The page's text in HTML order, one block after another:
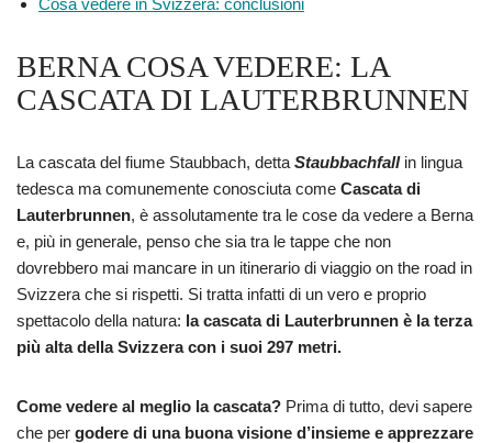
BERNA COSA VEDERE: LA
CASCATA DI LAUTERBRUNNEN
La cascata del fiume Staubbach, detta Staubbachfall in lingua
tedesca ma comunemente conosciuta come Cascata di
Lauterbrunnen, è assolutamente tra le cose da vedere a Berna
e, più in generale, penso che sia tra le tappe che non
dovrebbero mai mancare in un itinerario di viaggio on the road in
Svizzera che si rispetti. Si tratta infatti di un vero e proprio
spettacolo della natura: la cascata di Lauterbrunnen è la terza
più alta della Svizzera con i suoi 297 metri.
Come vedere al meglio la cascata? Prima di tutto, devi sapere
che per godere di una buona visione d’insieme e apprezzare